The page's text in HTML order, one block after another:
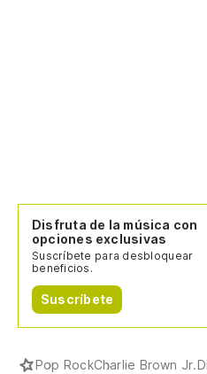
Disfruta de la música con
opciones exclusivas
Suscríbete para desbloquear
beneficios.
Suscríbete
Pop RockCharlie Brown Jr.